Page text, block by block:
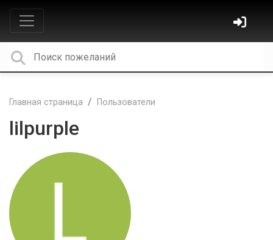
Главная страница Пользователи
lilpurple